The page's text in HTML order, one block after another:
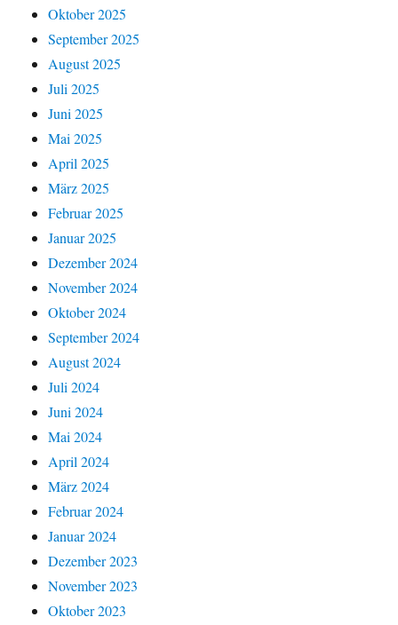
Oktober 2025
September 2025
August 2025
Juli 2025
Juni 2025
Mai 2025
April 2025
März 2025
Februar 2025
Januar 2025
Dezember 2024
November 2024
Oktober 2024
September 2024
August 2024
Juli 2024
Juni 2024
Mai 2024
April 2024
März 2024
Februar 2024
Januar 2024
Dezember 2023
November 2023
Oktober 2023